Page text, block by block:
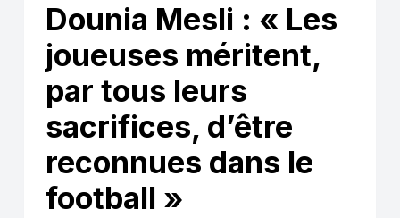
Dounia Mesli : « Les
joueuses méritent,
par tous leurs
sacrifices, d’être
reconnues dans le
football »